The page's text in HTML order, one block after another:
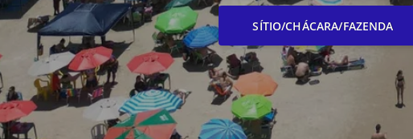
SÍTIO/CHÁCARA/FAZENDA